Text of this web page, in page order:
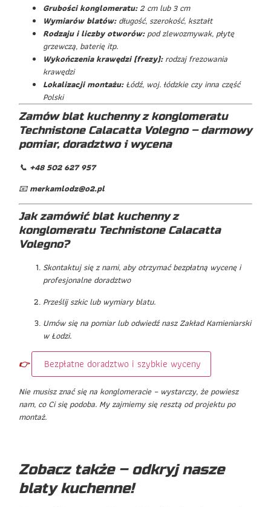
Grubości konglomeratu:2 cm lub 3 cm
Wymiarów blatów:długość, szerokość, kształt
Rodzaju i liczby otworów:pod zlewozmywak, płytę
grzewczą, baterię itp.
Wykończenia krawędzi (frezy):rodzaj frezowania
krawędzi
Lokalizacji montażu:Łódź, woj. łódzkie czy inna część
Polski
Zamów blat kuchenny z konglomeratu
Technistone Calacatta Volegno – darmowy
pomiar, doradztwo i wycena
📞 +48 502 627 957
📧merkamlodz@o2.pl
Jak zamówić blat kuchenny z
konglomeratu Technistone Calacatta
Volegno?
Skontaktuj się z nami, aby otrzymać bezpłatną wycenę i
profesjonalne doradztwo
Prześlij szkic lub wymiary blatu.
Umów się na pomiar lub odwiedź nasz Zakład Kamieniarski
w Łodzi.
👉 Bezpłatne doradztwo i szybkie wyceny
Nie musisz znać się na konglomeracie – wystarczy, że powiesz
nam, co Ci się podoba. My zajmiemy się resztą od projektu po
montaż.
Zobacz także – odkryj nasze
blaty kuchenne!